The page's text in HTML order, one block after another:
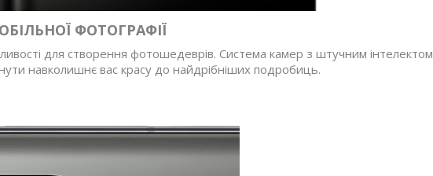
ФОТОГРАФІЇ
для створення фотошедеврів. Система камер з штучним інтелектом
навколишнє вас красу до найдрібніших подробиць.